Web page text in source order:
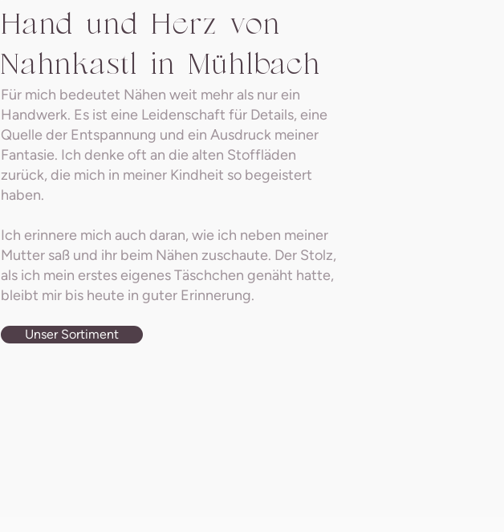
Hand und Herz von
Nahnkastl in Mühlbach
Für mich bedeutet Nähen weit mehr als nur ein
Handwerk. Es ist eine Leidenschaft für Details, eine
Quelle der Entspannung und ein Ausdruck meiner
Fantasie. Ich denke oft an die alten Stoffläden
zurück, die mich in meiner Kindheit so begeistert
haben.
Ich erinnere mich auch daran, wie ich neben meiner
Mutter saß und ihr beim Nähen zuschaute. Der Stolz,
als ich mein erstes eigenes Täschchen genäht hatte,
bleibt mir bis heute in guter Erinnerung.
Unser Sortiment